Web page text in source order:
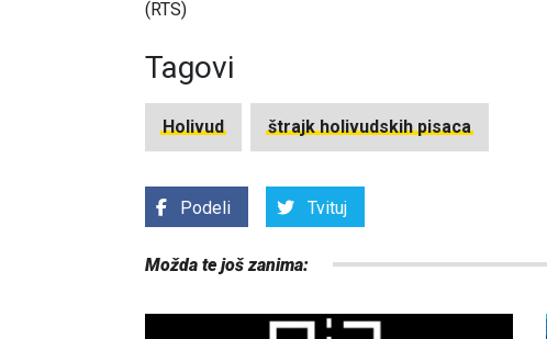
(RTS)
Tagovi
Holivud štrajk holivudskih pisaca
Podeli Tvituj
Možda te još zanima: